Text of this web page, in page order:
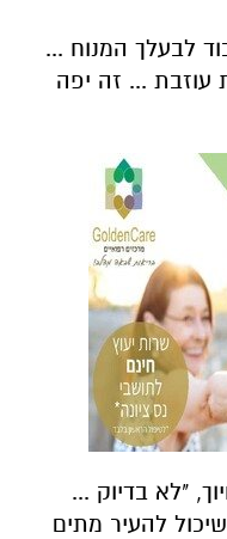
לבעלך המנוח ...
עוזבת ... זה יפה
"לא בדיוק ...
להעיר מתים